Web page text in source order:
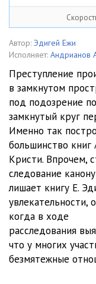
0006
0008
0009
0010
0011
0012
0013
0014
0015
Автор: Эдигей Ежи
Исполняет: Андрианов
Преступление
в замкнутом
под подозрение
замкнутый круг
Именно так
большинство книг
Кристи. Впрочем,
следование
лишает книгу Е.
увлекательности,
когда в ходе
расследования
что у многих
безмятежные